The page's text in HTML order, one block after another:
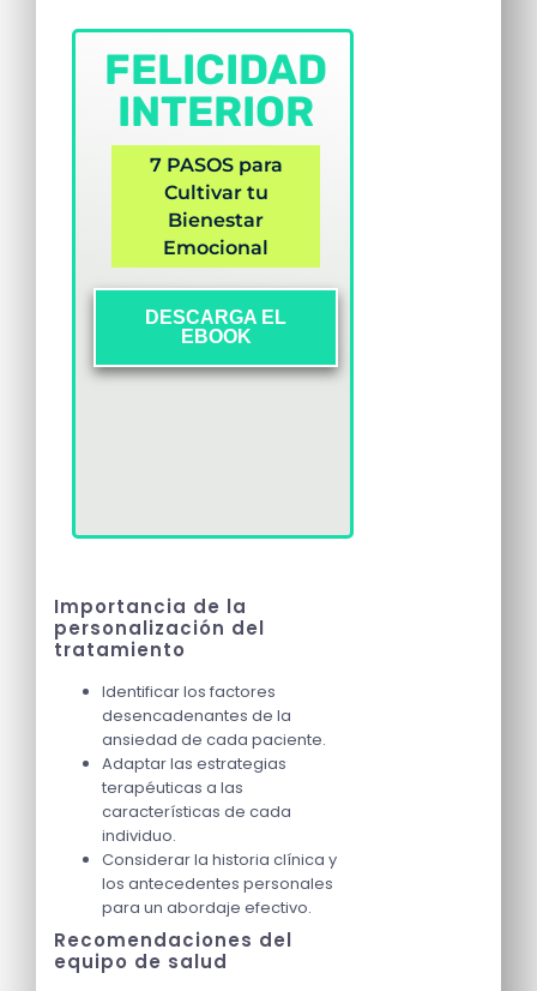
FELICIDAD
INTERIOR
7 PASOS para
Cultivar tu
Bienestar
Emocional
DESCARGA EL
EBOOK
Importancia de la
personalización del
tratamiento
Identificar los factores
desencadenantes de la
ansiedad de cada paciente.
Adaptar las estrategias
terapéuticas a las
características de cada
individuo.
Considerar la historia clínica y
los antecedentes personales
para un abordaje efectivo.
Recomendaciones del
equipo de salud